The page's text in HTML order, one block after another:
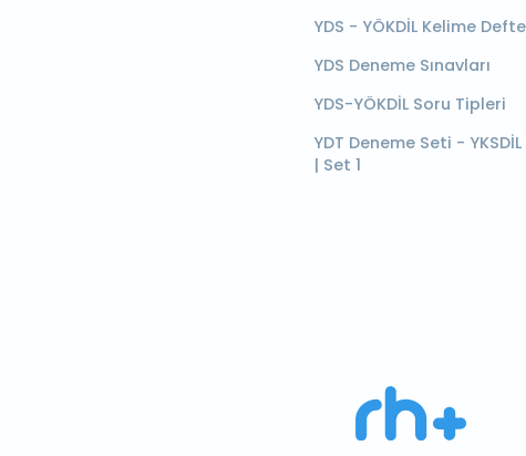
YDS - YÖKDİL Kelime
YDS Deneme Sınavları
YDS-YÖKDİL Soru Tipleri
YDT Deneme Seti -
| Set 1